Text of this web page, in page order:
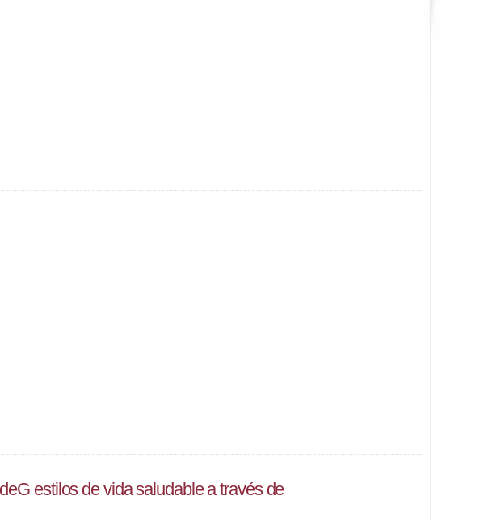
estilos de vida saludable a través de